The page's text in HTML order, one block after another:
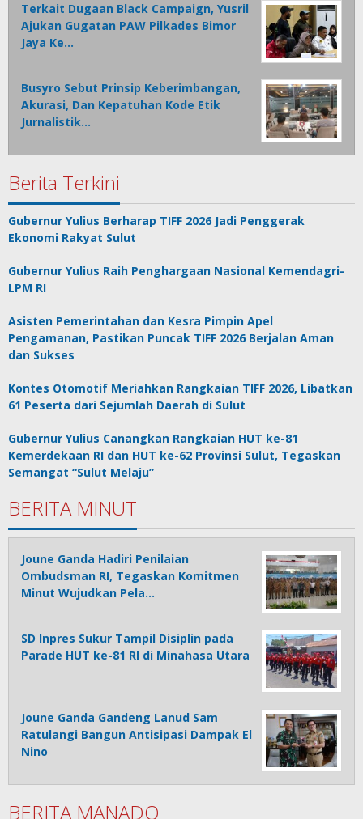
Terkait Dugaan Black Campaign, Yusril
Ajukan Gugatan PAW Pilkades Bimor
Jaya Ke…
Busyro Sebut Prinsip Keberimbangan,
Akurasi, Dan Kepatuhan Kode Etik
Jurnalistik…
Berita Terkini
Gubernur Yulius Berharap TIFF 2026 Jadi Penggerak
Ekonomi Rakyat Sulut
Gubernur Yulius Raih Penghargaan Nasional Kemendagri-
LPM RI
Asisten Pemerintahan dan Kesra Pimpin Apel
Pengamanan, Pastikan Puncak TIFF 2026 Berjalan Aman
dan Sukses
Kontes Otomotif Meriahkan Rangkaian TIFF 2026, Libatkan
61 Peserta dari Sejumlah Daerah di Sulut
Gubernur Yulius Canangkan Rangkaian HUT ke-81
Kemerdekaan RI dan HUT ke-62 Provinsi Sulut, Tegaskan
Semangat “Sulut Melaju”
BERITA MINUT
Joune Ganda Hadiri Penilaian
Ombudsman RI, Tegaskan Komitmen
Minut Wujudkan Pela…
SD Inpres Sukur Tampil Disiplin pada
Parade HUT ke-81 RI di Minahasa Utara
Joune Ganda Gandeng Lanud Sam
Ratulangi Bangun Antisipasi Dampak El
Nino
BERITA MANADO